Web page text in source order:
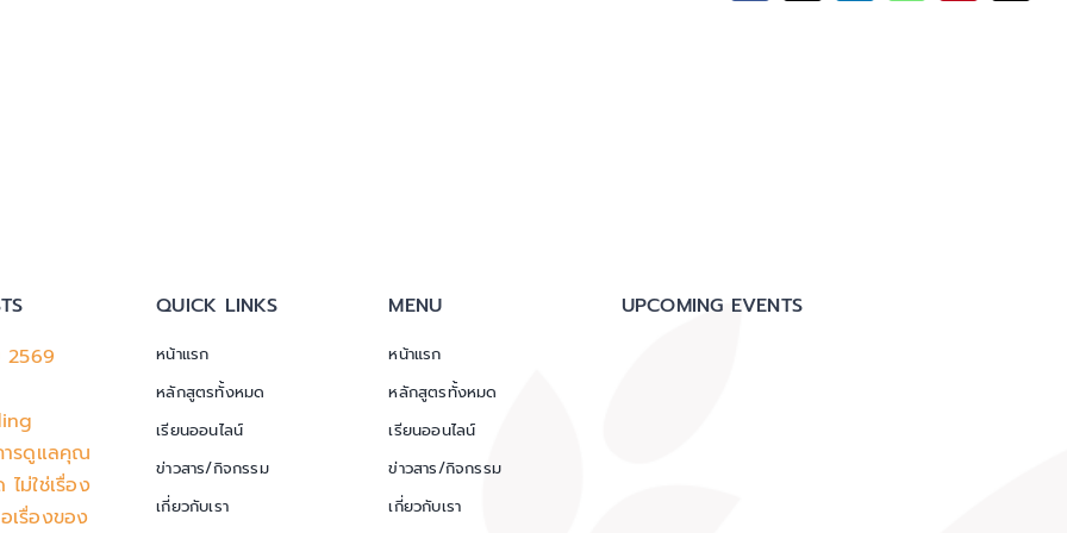
2569
ารดูแลคุณ
ม่ใช่เรื่อง
เรื่องของ
QUICK LINKS
หน้าแรก
หลักสูตรทั้งหมด
เรียนออนไลน์
ข่าวสาร/กิจกรรม
เกี่ยวกับเรา
MENU
หน้าแรก
หลักสูตรทั้งหมด
เรียนออนไลน์
ข่าวสาร/กิจกรรม
เกี่ยวกับเรา
UPCOMING EVENTS